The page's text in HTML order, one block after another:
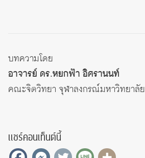
บทความโดย
อาจารย์ ดร.หยกฟ้า อิศรานนท์
คณะจิตวิทยา จุฬาลงกรณ์มหาวิทยาลัย
แชร์คอนเท็นต์นี้